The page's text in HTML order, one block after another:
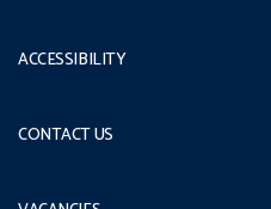
ACCESSIBILITY
CONTACT US